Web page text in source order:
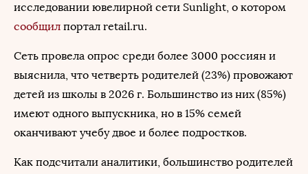
исследовании ювелирной сети Sunlight, о котором
сообщил портал retail.ru.
Сеть провела опрос среди более 3000 россиян и
выяснила, что четверть родителей (23%) провожают
детей из школы в 2026 г. Большинство из них (85%)
имеют одного выпускника, но в 15% семей
оканчивают учебу двое и более подростков.
Как подсчитали аналитики, большинство родителей